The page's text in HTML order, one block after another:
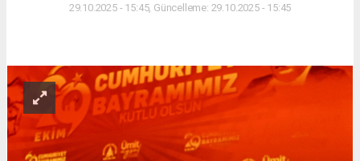
29.10.2025 - 15:45, Güncelleme: 29.10.2025 - 15:45